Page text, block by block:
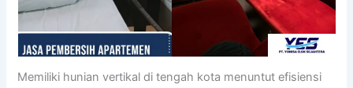
Memiliki hunian vertikal di tengah kota menuntut efisiensi